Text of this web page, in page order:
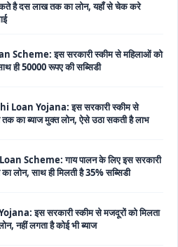
इस सरकारी स्कीम से महिलाओं को
Yojana: इस सरकारी स्कीम से
Scheme: गाय पालन के लिए इस सरकारी
इस सरकारी स्कीम से मजदूरों को मिलता
Loan: अब PM विश्वकर्मा योजना के तहत